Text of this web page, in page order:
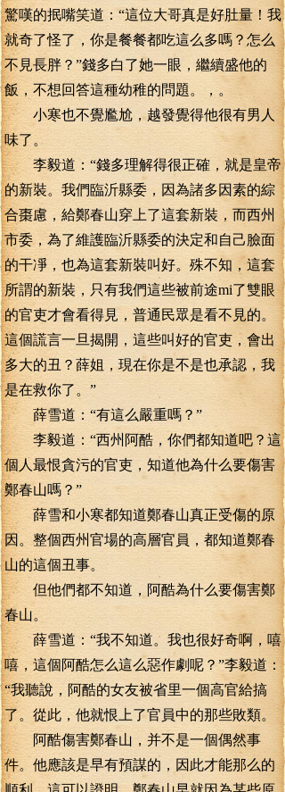
驚嘆的抿嘴笑道：“這位大哥真是好肚量！我
就奇了怪了，你是餐餐都吃這么多嗎？怎么
不見長胖？”錢多白了她一眼，繼續盛他的
飯，不想回答這種幼稚的問題。，。
小寒也不覺尷尬，越發覺得他很有男人
味了。
李毅道：“錢多理解得很正確，就是皇帝
的新裝。我們臨沂縣委，因為諸多因素的綜
合棗慮，給鄭春山穿上了這套新裝，而西州
市委，為了維護臨沂縣委的決定和自己臉面
的干凈，也為這套新裝叫好。殊不知，這套
所謂的新裝，只有我們這些被前途mi了雙眼
的官吏才會看得見，普通民眾是看不見的。
這個謊言一旦揭開，這些叫好的官吏，會出
多大的丑？薛姐，現在你是不是也承認，我
是在救你了。”
薛雪道：“有這么嚴重嗎？”
李毅道：“西州阿酷，你們都知道吧？這
個人最恨貪污的官吏，知道他為什么要傷害
鄭春山嗎？”
薛雪和小寒都知道鄭春山真正受傷的原
因。整個西州官場的高層官員，都知道鄭春
山的這個丑事。
但他們都不知道，阿酷為什么要傷害鄭
春山。
薛雪道：“我不知道。我也很好奇啊，嘻
嘻，這個阿酷怎么這么惡作劇呢？”李毅道：
“我聽說，阿酷的女友被省里一個高官給搞
了。從此，他就恨上了官員中的那些敗類。
阿酷傷害鄭春山，并不是一個偶然事
件。他應該是早有預謀的，因此才能那么的